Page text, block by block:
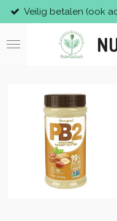
Ga
direct
naar
Veilig betalen (ook